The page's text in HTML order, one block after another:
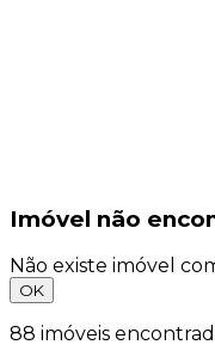
Imóvel não
Não existe imóvel
OK
88 imóveis